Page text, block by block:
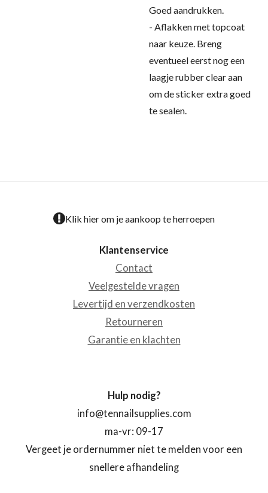
Goed aandrukken.
- Aflakken met topcoat
naar keuze. Breng
eventueel eerst nog een
laagje rubber clear aan
om de sticker extra goed
te sealen.
Klik hier om je aankoop te herroepen
Klantenservice
Contact
Veelgestelde vragen
Levertijd en verzendkosten
Retourneren
Garantie en klachten
Hulp nodig?
info@tennailsupplies.com
ma-vr: 09-17
Vergeet je ordernummer niet te melden voor een
snellere afhandeling